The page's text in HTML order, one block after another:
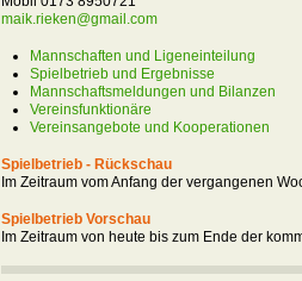
maik.rieken@gmail.com
Mannschaften und Ligeneinteilung
Spielbetrieb und Ergebnisse
Mannschaftsmeldungen und Bilanzen
Vereinsfunktionäre
Vereinsangebote und Kooperationen
Spielbetrieb - Rückschau
Im Zeitraum vom Anfang der vergangenen
Spielbetrieb Vorschau
Im Zeitraum von heute bis zum Ende der